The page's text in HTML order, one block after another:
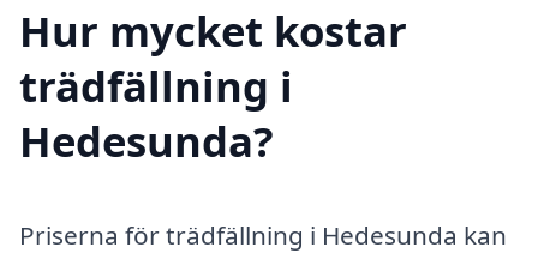
Hur mycket kostar
trädfällning i
Hedesunda?
Priserna för trädfällning i Hedesunda kan